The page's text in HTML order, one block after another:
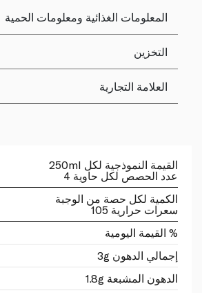
المعلومات الغذائية ومعلومات الحمية
التخزين
العلامة التجارية
القيمة النموذجية لكل 250ml
عدد الحصص لكل حاوية 4
الكمية لكل حصة من الوجبة
سعرات حرارية 105
% القيمة اليومية
إجمالي الدهون 3g
الدهون المشبعة 1.8g